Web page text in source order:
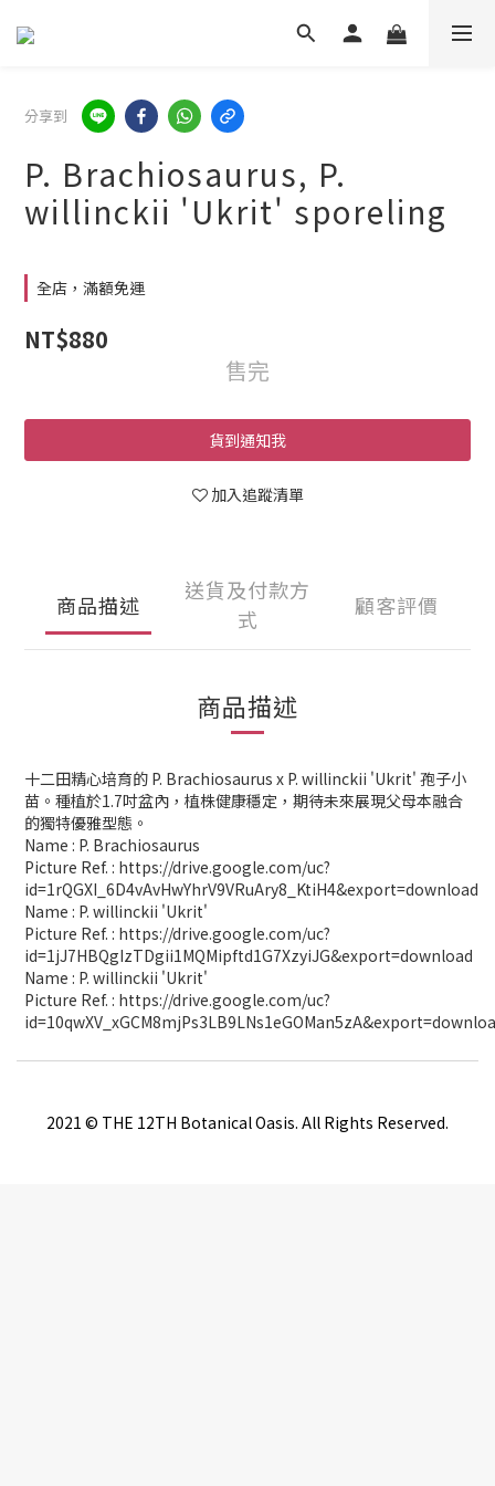
分享到
P. Brachiosaurus, P.
willinckii 'Ukrit' sporeling
全店，滿額免運
NT$880
售完
貨到通知我
加入追蹤清單
商品描述
送貨及付款方
式
顧客評價
商品描述
十二田精心培育的 P. Brachiosaurus x P. willinckii 'Ukrit' 孢子小
苗。種植於1.7吋盆內，植株健康穩定，期待未來展現父母本融合
的獨特優雅型態。
Name : P. Brachiosaurus
Picture Ref. : https://drive.google.com/uc?
id=1rQGXI_6D4vAvHwYhrV9VRuAry8_KtiH4&export=download
Name : P. willinckii 'Ukrit'
Picture Ref. : https://drive.google.com/uc?
id=1jJ7HBQgIzTDgii1MQMipftd1G7XzyiJG&export=download
Name : P. willinckii 'Ukrit'
Picture Ref. : https://drive.google.com/uc?
2021 © THE 12TH Botanical Oasis. All Rights Reserved.